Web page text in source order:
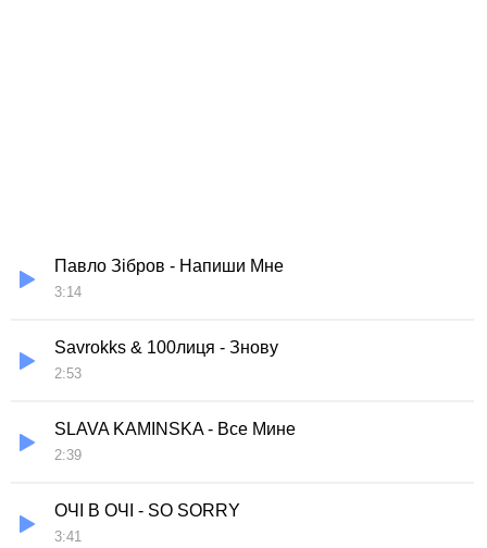
Павло Зібров - Напиши Мне
3:14
Savrokks & 100лиця - Знову
2:53
SLAVA KAMINSKA - Все Мине
2:39
ОЧІ В ОЧІ - SO SORRY
3:41